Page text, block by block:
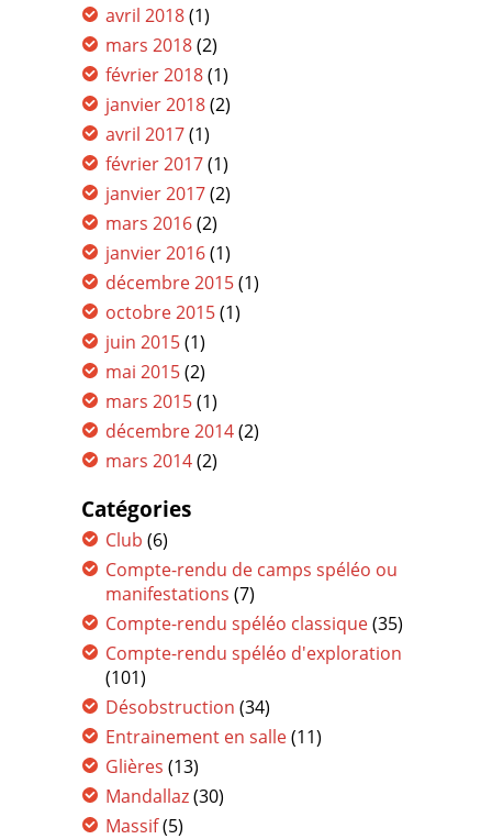
avril 2018(1)
mars 2018(2)
février 2018(1)
janvier 2018(2)
avril 2017(1)
février 2017(1)
janvier 2017(2)
mars 2016(2)
janvier 2016(1)
décembre 2015(1)
octobre 2015(1)
juin 2015(1)
mai 2015(2)
mars 2015(1)
décembre 2014(2)
mars 2014(2)
Catégories
Club (6)
Compte-rendu de camps spéléo ou
manifestations (7)
Compte-rendu spéléo classique(35)
Compte-rendu spéléo d'exploration
(101)
Désobstruction (34)
Entrainement en salle(11)
Glières (13)
Mandallaz(30)
Massif(5)